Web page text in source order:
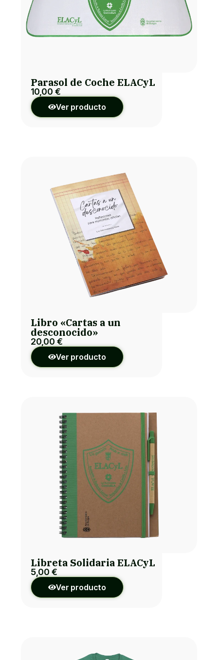
Parasol de Coche ELACyL
10,00 €
Ver producto
Libro «Cartas a un
desconocido»
20,00 €
Ver producto
Libreta Solidaria ELACyL
5,00 €
Ver producto